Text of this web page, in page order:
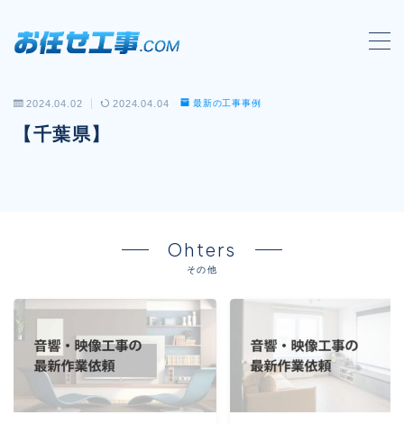
MENU
会社概要
電話工事
音響・映像設備工事
保守メンテナンス代行
2024.04.02 2024.04.04 最新の工事事例
【千葉県】
Ohters
その他